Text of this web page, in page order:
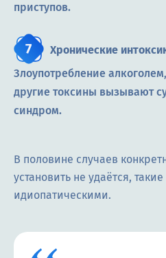
приступов.
Хронические
Злоупотребление
другие токсины вызывают
синдром.
В половине случаев
установить не удаётся,
идиопатическими.